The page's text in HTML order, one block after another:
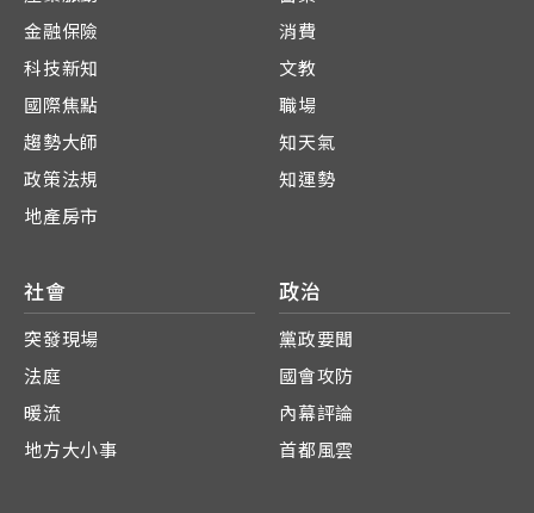
金融保險
科技新知
國際焦點
趨勢大師
政策法規
地產房市
消費
文教
職場
知天氣
知運勢
社會
突發現場
法庭
暖流
地方大小事
政治
黨政要聞
國會攻防
內幕評論
首都風雲